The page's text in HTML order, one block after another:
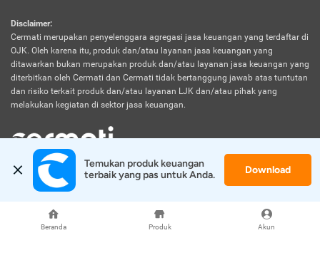
Beranda Produk Akun
Disclaimer:
Cermati merupakan penyelenggara agregasi jasa keuangan yang terdaftar di
OJK. Oleh karena itu, produk dan/atau layanan jasa keuangan yang
ditawarkan bukan merupakan produk dan/atau layanan jasa keuangan yang
diterbitkan oleh Cermati dan Cermati tidak bertanggung jawab atas tuntutan
dan risiko terkait produk dan/atau layanan LJK dan/atau pihak yang
melakukan kegiatan di sektor jasa keuangan.
© 2026 Cermati. All Rights Reserved.
Temukan produk keuangan
terbaik yang pas untuk Anda.
Download